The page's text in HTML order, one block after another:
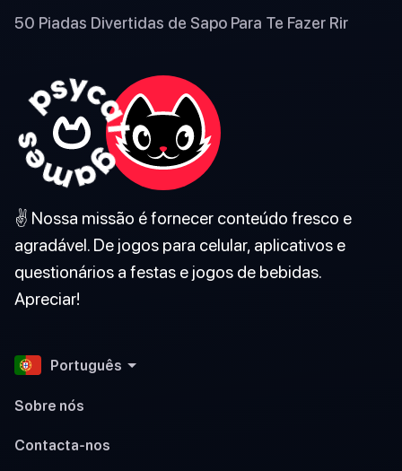
50 Piadas Divertidas de Sapo Para Te Fazer Rir
✌️ Nossa missão é fornecer conteúdo fresco e
agradável. De jogos para celular, aplicativos e
questionários a festas e jogos de bebidas.
Apreciar!
Português
Sobre nós
Contacta-nos